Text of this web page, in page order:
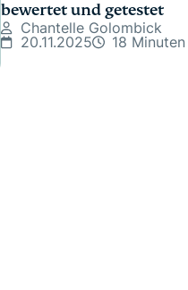
bewertet und getestet
Chantelle Golombick
20.11.2025
18 Minuten